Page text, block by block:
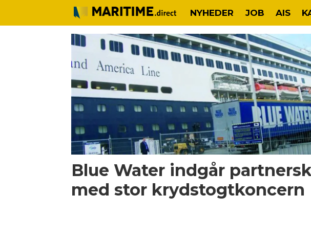
NYHEDER JOB AIS
krydstogtkoncern
Blue Water indgår
med stor krydstogtkoncern